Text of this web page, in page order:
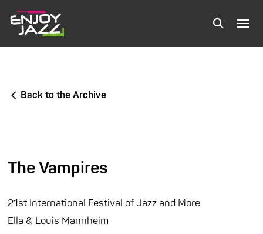
Back to the Archive
The Vampires
21st International Festival of Jazz and More
Ella & Louis Mannheim